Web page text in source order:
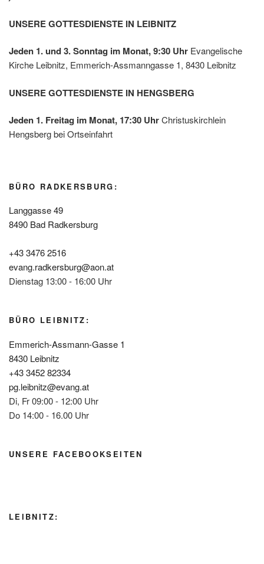
UNSERE GOTTESDIENSTE IN LEIBNITZ
Jeden 1. und 3. Sonntag im Monat, 9:30 Uhr Evangelische
Kirche Leibnitz, Emmerich-Assmanngasse 1, 8430 Leibnitz
UNSERE GOTTESDIENSTE IN HENGSBERG
Jeden 1. Freitag im Monat, 17:30 UhrChristuskirchlein
Hengsberg bei Ortseinfahrt
BÜRO RADKERSBURG:
Langgasse 49
8490 Bad Radkersburg
+43 3476 2516
evang.radkersburg@aon.at
Dienstag 13:00 - 16:00 Uhr
BÜRO LEIBNITZ:
Emmerich-Assmann-Gasse 1
8430 Leibnitz
+43 3452 82334
pg.leibnitz@evang.at
Di, Fr 09:00 - 12:00 Uhr
Do 14:00 - 16.00 Uhr
UNSERE FACEBOOKSEITEN
LEIBNITZ: